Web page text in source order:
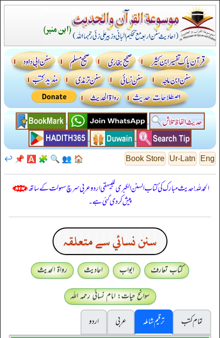
Eng
Ur-Latn
Book Store
🏠
👥
🔍
🧩
🅰️
📌
↩️
الحمدللہ! حدیث مبارک کی کتاب السنن الكبرى للبيهقي اردو عربی سرچ سہولت کے ساتھ
پیش کر دی گئی ہے۔
سنن نسائي سے متعلقہ
کتاب تعارف ابواب احادیث
رواۃ الحدیث
سوانح حیات: امام نسائی رحمہ اللہ
تمام کتب
ترقیم شاملہ عربی
اردو